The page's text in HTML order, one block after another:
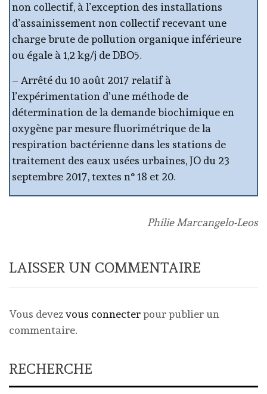
non collectif, à l’exception des installations
d’assainissement non collectif recevant une
charge brute de pollution organique inférieure
ou égale à 1,2 kg/j de DBO5.
– Arrêté du 10 août 2017 relatif à
l’expérimentation d’une méthode de
détermination de la demande biochimique en
oxygène par mesure fluorimétrique de la
respiration bactérienne dans les stations de
traitement des eaux usées urbaines, JO du 23
septembre 2017, textes n° 18 et 20.
Philie Marcangelo-Leos
LAISSER UN COMMENTAIRE
Vous devezvous connecterpour publier un
commentaire.
RECHERCHE